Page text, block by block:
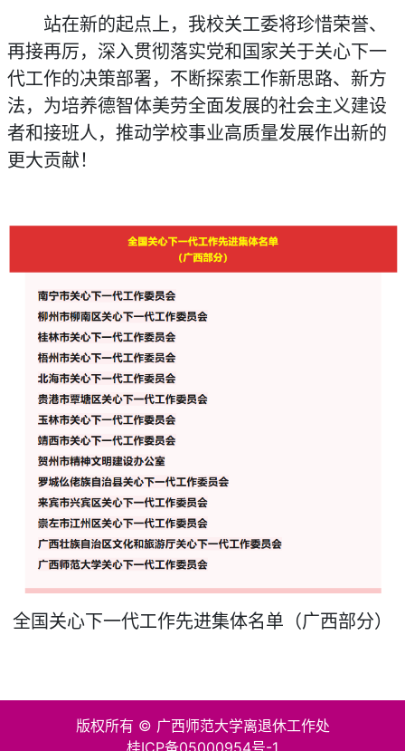
站在新的起点上，我校关工委将珍惜荣誉、
再接再厉，深入贯彻落实党和国家关于关心下一
代工作的决策部署，不断探索工作新思路、新方
法，为培养德智体美劳全面发展的社会主义建设
者和接班人，推动学校事业高质量发展作出新的
更大贡献！
全国关心下一代工作先进集体名单（广西部分）
版权所有 © 广西师范大学离退休工作处
桂ICP备05000954号-1